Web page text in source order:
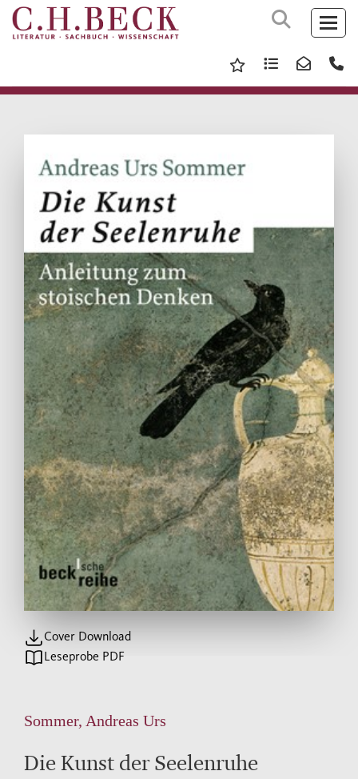
Cover Download
Leseprobe PDF
Sommer, Andreas Urs
Die Kunst der Seelenruhe